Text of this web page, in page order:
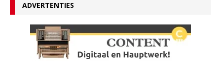
ADVERTENTIES